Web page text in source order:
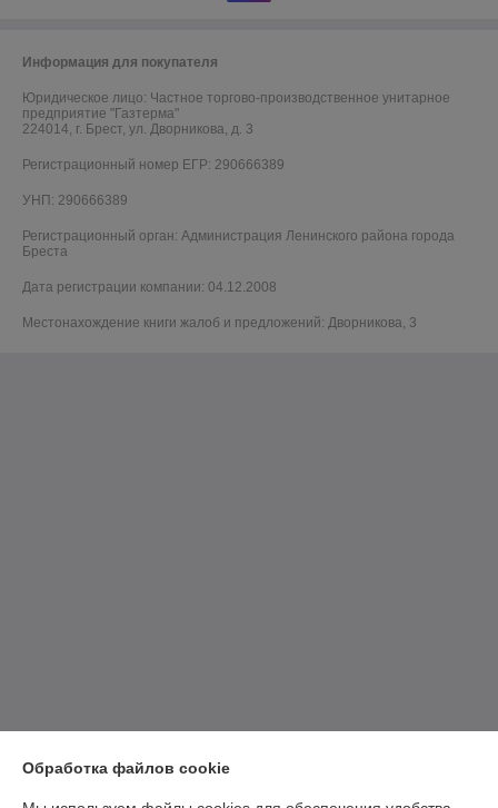
Информация для покупателя
Юридическое лицо: Частное торгово-производственное унитарное
предприятие "Газтерма"
224014, г. Брест, ул. Дворникова, д. 3
Регистрационный номер ЕГР: 290666389
УНП: 290666389
Регистрационный орган: Администрация Ленинского района города
Бреста
Дата регистрации компании: 04.12.2008
Местонахождение книги жалоб и предложений: Дворникова, 3
Обработка файлов cookie